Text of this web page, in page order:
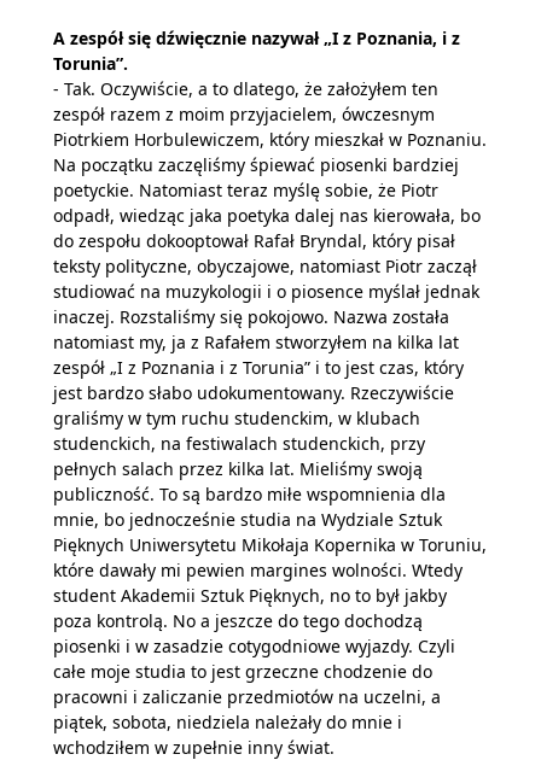
A zespół się dźwięcznie nazywał „I z Poznania, i z
Torunia”.
- Tak. Oczywiście, a to dlatego, że założyłem ten
zespół razem z moim przyjacielem, ówczesnym
Piotrkiem Horbulewiczem, który mieszkał w Poznaniu.
Na początku zaczęliśmy śpiewać piosenki bardziej
poetyckie. Natomiast teraz myślę sobie, że Piotr
odpadł, wiedząc jaka poetyka dalej nas kierowała, bo
do zespołu dokooptował Rafał Bryndal, który pisał
teksty polityczne, obyczajowe, natomiast Piotr zaczął
studiować na muzykologii i o piosence myślał jednak
inaczej. Rozstaliśmy się pokojowo. Nazwa została
natomiast my, ja z Rafałem stworzyłem na kilka lat
zespół „I z Poznania i z Torunia” i to jest czas, który
jest bardzo słabo udokumentowany. Rzeczywiście
graliśmy w tym ruchu studenckim, w klubach
studenckich, na festiwalach studenckich, przy
pełnych salach przez kilka lat. Mieliśmy swoją
publiczność. To są bardzo miłe wspomnienia dla
mnie, bo jednocześnie studia na Wydziale Sztuk
Pięknych Uniwersytetu Mikołaja Kopernika w Toruniu,
które dawały mi pewien margines wolności. Wtedy
student Akademii Sztuk Pięknych, no to był jakby
poza kontrolą. No a jeszcze do tego dochodzą
piosenki i w zasadzie cotygodniowe wyjazdy. Czyli
całe moje studia to jest grzeczne chodzenie do
pracowni i zaliczanie przedmiotów na uczelni, a
piątek, sobota, niedziela należały do mnie i
wchodziłem w zupełnie inny świat.